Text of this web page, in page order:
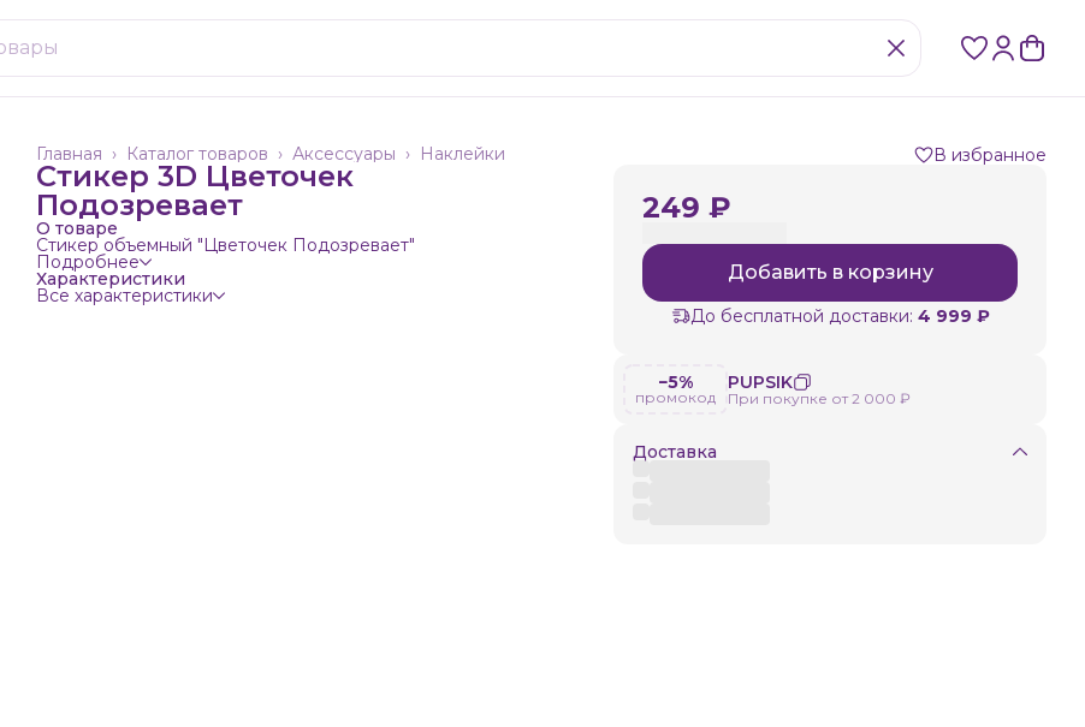
Наклейки
Аксессуары ›
Каталог товаров ›
Главная ›
Стикер 3D Цветочек
Подозревает
О товаре
Стикер объемный "Цветочек Подозревает"
Подробнее
Характеристики
Все характеристики
В избранное
249 ₽
Добавить в корзину
До бесплатной доставки: 4 999 ₽
−5%
промокод
PUPSIK
При покупке от 2 000 ₽
Доставка